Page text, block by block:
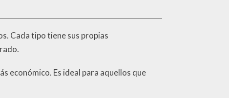
Cada tipo tiene sus propias
económico. Es ideal para aquellos que